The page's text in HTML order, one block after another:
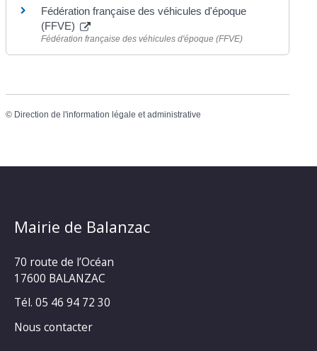
Fédération française des véhicules d'époque
(FFVE)
Fédération française des véhicules d'époque (FFVE)
© Direction de l'information légale et administrative
Mairie de Balanzac
70 route de l’Océan
17600 BALANZAC
Tél. 05 46 94 72 30
Nous contacter